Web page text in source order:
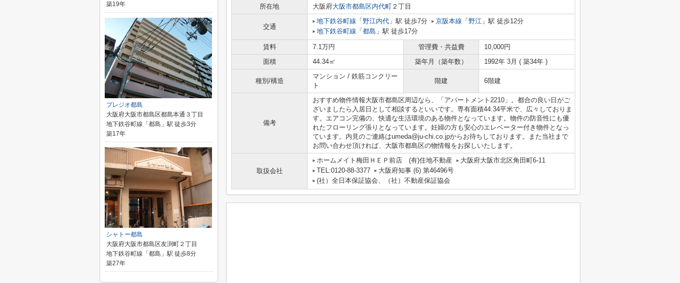
所在地 大阪府大阪市都島区内代町 ２丁目
交通
地下鉄谷町線 「 野江内代 」駅 徒歩7分 京阪本線 「 野江 」駅 徒歩12分
地下鉄谷町線 「 都島 」駅 徒歩17分
賃料 7.1万円 管理費・共益費
10,000円
面積
44.34㎡ 築年月（築年数） 1992年 3月 ( 築34年 )
種別/構造
マンション / 鉄筋コンクリー
ト
階建 6階建
備考
おすすめ物件情報大阪市都島区周辺なら、「アパートメント2210」。都合の良い日がご
ざいましたら入居日として相談するといいです。専有面積44.34平米で、広々しておりま
す。エアコン完備の、快適な生活環境のある物件となっています。物件の防音性にも優
れたフローリング張りとなっています。妊婦の方も安心のエレベーター付き物件となっ
ています。内見のご連絡はumeda@ju-chi.co.jpからお待ちしております。また当社まで
お問い合わせ頂ければ、大阪市都島区の物情報をお探しいたします。
取扱会社
ホームメイト梅田ＨＥＰ前店 (有)住地不動産
大阪府大阪市北区角田町6-11
TEL:0120-88-3377
大阪府知事 (6) 第46496号
(社）全日本保証協会、（社）不動産保証協会
築19年
プレジオ都島
大阪府大阪市都島区都島本通３丁目
地下鉄谷町線「都島」駅 徒歩3分
築17年
シャトー都島
大阪府大阪市都島区友渕町２丁目
地下鉄谷町線「都島」駅 徒歩8分
築27年